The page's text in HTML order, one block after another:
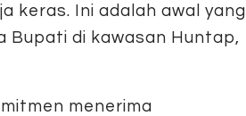
keras. Ini adalah awal yang
Bupati di kawasan Huntap,
menerima